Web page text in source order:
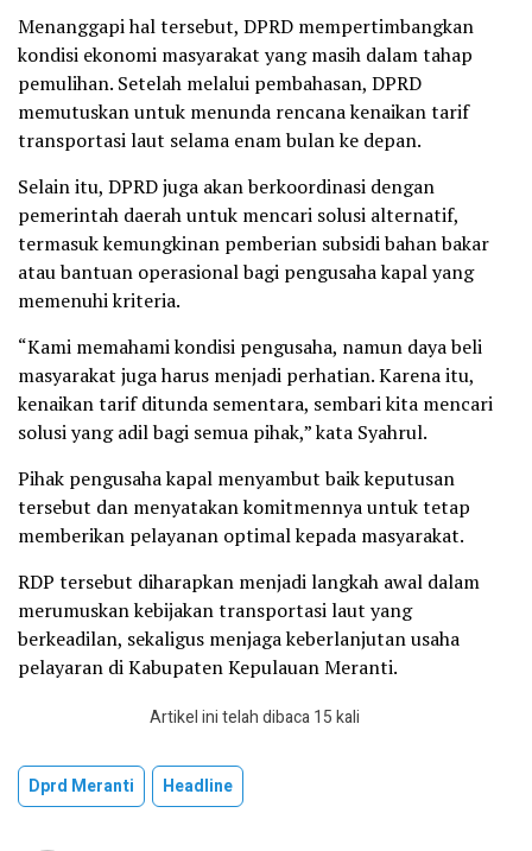
Menanggapi hal tersebut, DPRD mempertimbangkan
kondisi ekonomi masyarakat yang masih dalam tahap
pemulihan. Setelah melalui pembahasan, DPRD
memutuskan untuk menunda rencana kenaikan tarif
transportasi laut selama enam bulan ke depan.
Selain itu, DPRD juga akan berkoordinasi dengan
pemerintah daerah untuk mencari solusi alternatif,
termasuk kemungkinan pemberian subsidi bahan bakar
atau bantuan operasional bagi pengusaha kapal yang
memenuhi kriteria.
“Kami memahami kondisi pengusaha, namun daya beli
masyarakat juga harus menjadi perhatian. Karena itu,
kenaikan tarif ditunda sementara, sembari kita mencari
solusi yang adil bagi semua pihak,” kata Syahrul.
Pihak pengusaha kapal menyambut baik keputusan
tersebut dan menyatakan komitmennya untuk tetap
memberikan pelayanan optimal kepada masyarakat.
RDP tersebut diharapkan menjadi langkah awal dalam
merumuskan kebijakan transportasi laut yang
berkeadilan, sekaligus menjaga keberlanjutan usaha
pelayaran di Kabupaten Kepulauan Meranti.
Artikel ini telah dibaca 15 kali
Dprd Meranti Headline